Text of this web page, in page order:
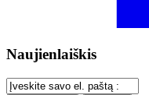
Naujienlaiškis